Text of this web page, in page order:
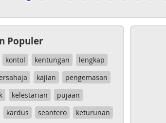
Populer
kontol kentungan
lengkap
kajian
pengemasan
kelestarian
pujaan
kardus seantero
keturunan